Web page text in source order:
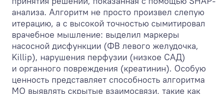
анализа. Алгоритм не просто произвел слепую
итерацию, а с высокой точностью сымитировал
врачебное мышление: выделил маркеры
насосной дисфункции (ФВ левого желудочка,
Killip), нарушения перфузии (низкое САД)
и органного повреждения (креатинин). Особую
ценность представляет способность алгоритма
МО выявлять скрытые взаимосвязи, такие как